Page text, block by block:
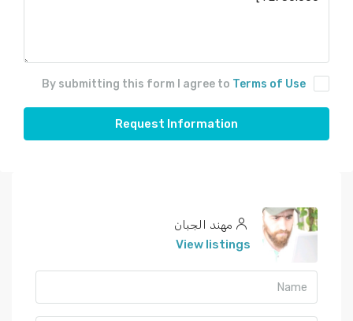
By submitting this form I agree to Terms of Use
Request Information
مهند الجبان
View listings